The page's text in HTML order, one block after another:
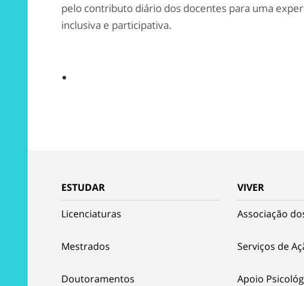
pelo contributo diário dos docentes para uma
inclusiva e participativa.
ESTUDAR
Licenciaturas
Mestrados
Doutoramentos
VIVER
Associação
Serviços de
Apoio